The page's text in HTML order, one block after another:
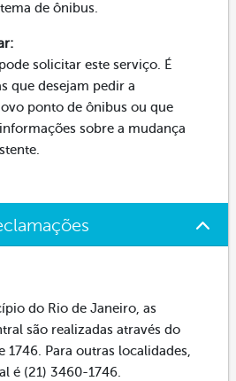
de ônibus.
solicitar este serviço. É
que desejam pedir a
ponto de ônibus ou que
sobre a mudança
do Rio de Janeiro, as
são realizadas através do
1746. Para outras localidades,
é (21) 3460-1746.